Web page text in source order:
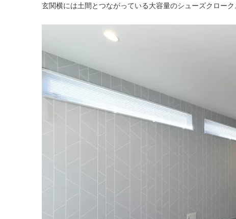
玄関横には土間とつながっている大容量のシューズクロー